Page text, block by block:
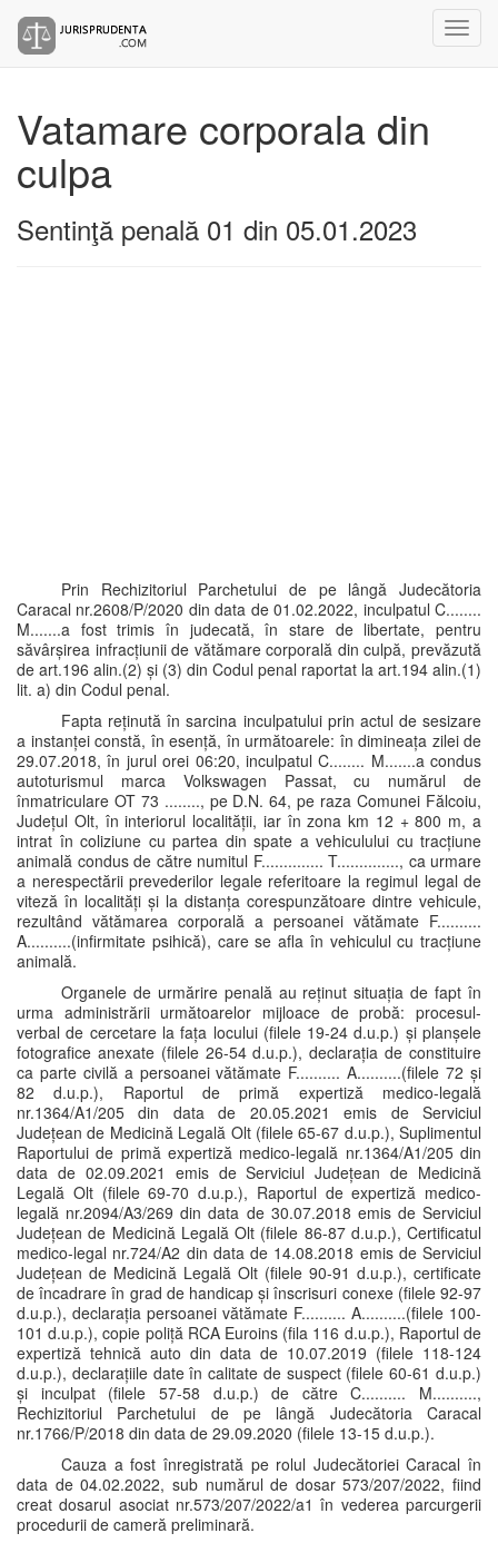
Vatamare corporala din
culpa
Sentinţă penală 01 din 05.01.2023
Prin Rechizitoriul Parchetului de pe lângă Judecătoria
Caracal nr.2608/P/2020 din data de 01.02.2022, inculpatul C........
M.......a fost trimis în judecată, în stare de libertate, pentru
săvârșirea infracțiunii de vătămare corporală din culpă, prevăzută
de art.196 alin.(2) și (3) din Codul penal raportat la art.194 alin.(1)
lit. a) din Codul penal.
Fapta reținută în sarcina inculpatului prin actul de sesizare
a instanței constă, în esență, în următoarele: în dimineața zilei de
29.07.2018, în jurul orei 06:20, inculpatul C........ M.......a condus
autoturismul marca Volkswagen Passat, cu numărul de
înmatriculare OT 73 ........, pe D.N. 64, pe raza Comunei Fălcoiu,
Județul Olt, în interiorul localității, iar în zona km 12 + 800 m, a
intrat în coliziune cu partea din spate a vehiculului cu tracțiune
animală condus de către numitul F.............. T.............., ca urmare
a nerespectării prevederilor legale referitoare la regimul legal de
viteză în localități și la distanța corespunzătoare dintre vehicule,
rezultând vătămarea corporală a persoanei vătămate F..........
A..........(infirmitate psihică), care se afla în vehiculul cu tracțiune
animală.
Organele de urmărire penală au reținut situația de fapt în
urma administrării următoarelor mijloace de probă: procesul-
verbal de cercetare la fața locului (filele 19-24 d.u.p.) și planșele
fotografice anexate (filele 26-54 d.u.p.), declarația de constituire
ca parte civilă a persoanei vătămate F.......... A..........(filele 72 și
82 d.u.p.), Raportul de primă expertiză medico-legală
nr.1364/A1/205 din data de 20.05.2021 emis de Serviciul
Județean de Medicină Legală Olt (filele 65-67 d.u.p.), Suplimentul
Raportului de primă expertiză medico-legală nr.1364/A1/205 din
data de 02.09.2021 emis de Serviciul Județean de Medicină
Legală Olt (filele 69-70 d.u.p.), Raportul de expertiză medico-
legală nr.2094/A3/269 din data de 30.07.2018 emis de Serviciul
Județean de Medicină Legală Olt (filele 86-87 d.u.p.), Certificatul
medico-legal nr.724/A2 din data de 14.08.2018 emis de Serviciul
Județean de Medicină Legală Olt (filele 90-91 d.u.p.), certificate
de încadrare în grad de handicap și înscrisuri conexe (filele 92-97
d.u.p.), declarația persoanei vătămate F.......... A..........(filele 100-
101 d.u.p.), copie poliță RCA Euroins (fila 116 d.u.p.), Raportul de
expertiză tehnică auto din data de 10.07.2019 (filele 118-124
d.u.p.), declarațiile date în calitate de suspect (filele 60-61 d.u.p.)
și inculpat (filele 57-58 d.u.p.) de către C.......... M..........,
Rechizitoriul Parchetului de pe lângă Judecătoria Caracal
nr.1766/P/2018 din data de 29.09.2020 (filele 13-15 d.u.p.).
Cauza a fost înregistrată pe rolul Judecătoriei Caracal în
data de 04.02.2022, sub numărul de dosar 573/207/2022, fiind
creat dosarul asociat nr.573/207/2022/a1 în vederea parcurgerii
procedurii de cameră preliminară.